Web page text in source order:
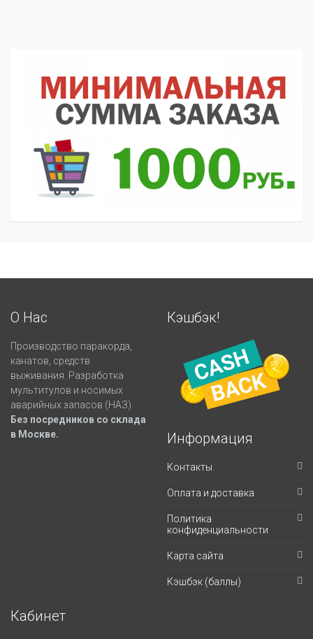
О Нас
Производство паракорда,
канатов, средств
выживания. Разработка
мультитулов и носимых
аварийных запасов (НАЗ).
Без посредников со склада
в Москве.
Кэшбэк!
Информация
Контакты
Оплата и доставка
Политика
конфиденциальности
Карта сайта
Кэшбэк (баллы)
Кабинет